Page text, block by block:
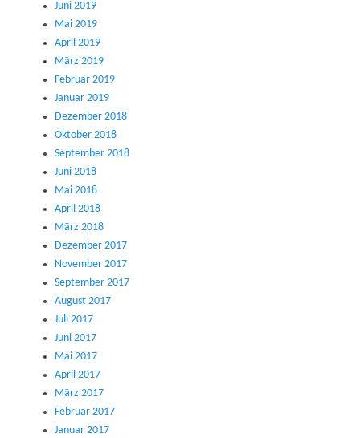
Juni 2019
Mai 2019
April 2019
März 2019
Februar 2019
Januar 2019
Dezember 2018
Oktober 2018
September 2018
Juni 2018
Mai 2018
April 2018
März 2018
Dezember 2017
November 2017
September 2017
August 2017
Juli 2017
Juni 2017
Mai 2017
April 2017
März 2017
Februar 2017
Januar 2017